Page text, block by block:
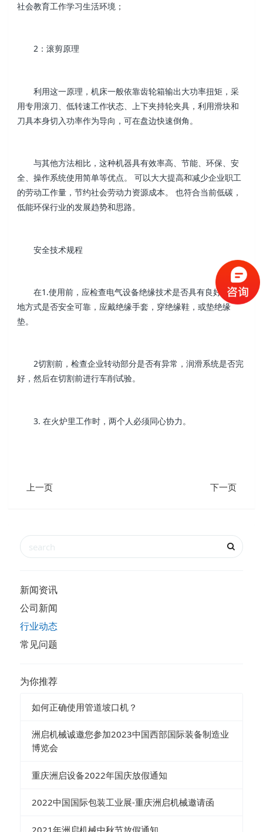
社会教育工作学习生活环境；
2：滚剪原理
利用这一原理，机床一般依靠齿轮箱输出大功率扭矩，采
用专用滚刀、低转速工作状态、上下夹持轮夹具，利用滑块和
刀具本身切入功率作为导向，可在盘边快速倒角。
与其他方法相比，这种机器具有效率高、节能、环保、安
全、操作系统使用简单等优点。 可以大大提高和减少企业职工
的劳动工作量，节约社会劳动力资源成本。 也符合当前低碳，
低能环保行业的发展趋势和思路。
安全技术规程
在1.使用前，应检查电气设备绝缘技术是否具有良好，接
地方式是否安全可靠，应戴绝缘手套，穿绝缘鞋，或垫绝缘
垫。
2切割前，检查企业转动部分是否有异常，润滑系统是否完
好，然后在切割前进行车削试验。
3. 在火炉里工作时，两个人必须同心协力。
上一页 下一页
新闻资讯
公司新闻
行业动态
常见问题
为你推荐
如何正确使用管道坡口机？
洲启机械诚邀您参加2023中国西部国际装备制造业
博览会
重庆洲启设备2022年国庆放假通知
2022中国国际包装工业展-重庆洲启机械邀请函
2021年洲启机械中秋节放假通知